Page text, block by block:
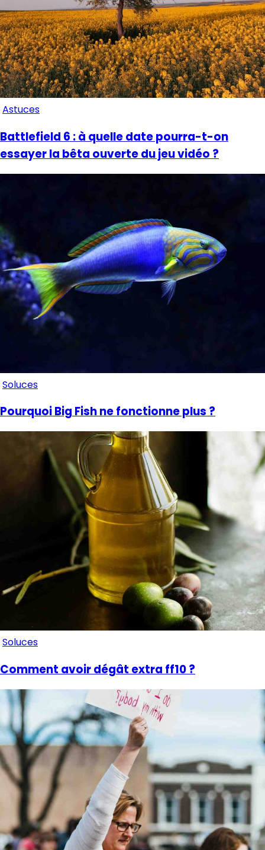
Astuces
Battlefield 6 : à quelle date pourra-t-on
essayer la bêta ouverte du jeu vidéo ?
Soluces
Pourquoi Big Fish ne fonctionne plus ?
Soluces
Comment avoir dégât extra ff10 ?